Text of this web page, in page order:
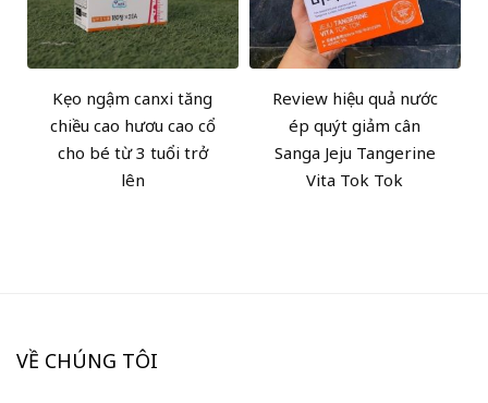
Kẹo ngậm canxi tăng
chiều cao hươu cao cổ
cho bé từ 3 tuổi trở
lên
Review hiệu quả nước
ép quýt giảm cân
Sanga Jeju Tangerine
Vita Tok Tok
VỀ CHÚNG TÔI